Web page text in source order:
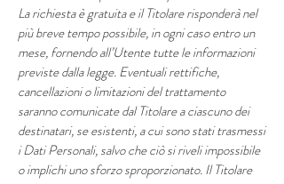
La richiesta è gratuita e il Titolare risponderà nel
più breve tempo possibile, in ogni caso entro un
mese, fornendo all’Utente tutte le informazioni
previste dalla legge. Eventuali rettifiche,
cancellazioni o limitazioni del trattamento
saranno comunicate dal Titolare a ciascuno dei
destinatari, se esistenti, a cui sono stati trasmessi
i Dati Personali, salvo che ciò si riveli impossibile
o implichi uno sforzo sproporzionato. Il Titolare